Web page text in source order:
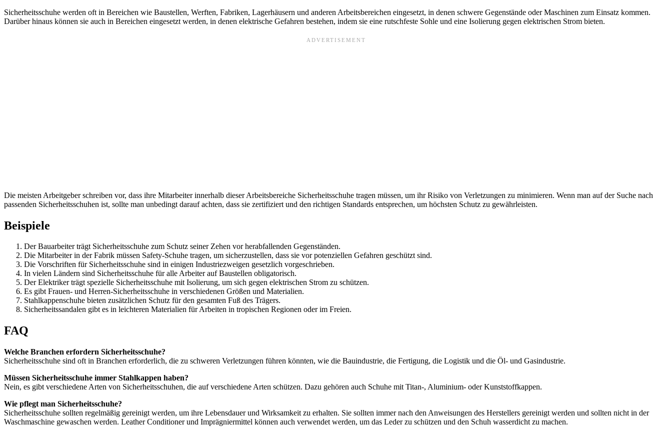
Sicherheitsschuhe werden oft in Bereichen wie Baustellen, Werften, Fabriken, Lagerhäusern und anderen Arbeitsbereichen eingesetzt, in denen schwere Gegenstände oder Maschinen zum Einsatz kommen.
Darüber hinaus können sie auch in Bereichen eingesetzt werden, in denen elektrische Gefahren bestehen, indem sie eine rutschfeste Sohle und eine Isolierung gegen elektrischen Strom bieten.
Die meisten Arbeitgeber schreiben vor, dass ihre Mitarbeiter innerhalb dieser Arbeitsbereiche Sicherheitsschuhe tragen müssen, um ihr Risiko von Verletzungen zu minimieren. Wenn man auf der Suche nach
passenden Sicherheitsschuhen ist, sollte man unbedingt darauf achten, dass sie zertifiziert und den richtigen Standards entsprechen, um höchsten Schutz zu gewährleisten.
Beispiele
Der Bauarbeiter trägt Sicherheitsschuhe zum Schutz seiner Zehen vor herabfallenden Gegenständen.
Die Mitarbeiter in der Fabrik müssen Safety-Schuhe tragen, um sicherzustellen, dass sie vor potenziellen Gefahren geschützt sind.
Die Vorschriften für Sicherheitsschuhe sind in einigen Industriezweigen gesetzlich vorgeschrieben.
In vielen Ländern sind Sicherheitsschuhe für alle Arbeiter auf Baustellen obligatorisch.
Der Elektriker trägt spezielle Sicherheitsschuhe mit Isolierung, um sich gegen elektrischen Strom zu schützen.
Es gibt Frauen- und Herren-Sicherheitsschuhe in verschiedenen Größen und Materialien.
Stahlkappenschuhe bieten zusätzlichen Schutz für den gesamten Fuß des Trägers.
Sicherheitssandalen gibt es in leichteren Materialien für Arbeiten in tropischen Regionen oder im Freien.
FAQ
Welche Branchen erfordern Sicherheitsschuhe?
Sicherheitsschuhe sind oft in Branchen erforderlich, die zu schweren Verletzungen führen könnten, wie die Bauindustrie, die Fertigung, die Logistik und die Öl- und Gasindustrie.
Müssen Sicherheitsschuhe immer Stahlkappen haben?
Nein, es gibt verschiedene Arten von Sicherheitsschuhen, die auf verschiedene Arten schützen. Dazu gehören auch Schuhe mit Titan-, Aluminium- oder Kunststoffkappen.
Wie pflegt man Sicherheitsschuhe?
Sicherheitsschuhe sollten regelmäßig gereinigt werden, um ihre Lebensdauer und Wirksamkeit zu erhalten. Sie sollten immer nach den Anweisungen des Herstellers gereinigt werden und sollten nicht in der
Waschmaschine gewaschen werden. Leather Conditioner und Imprägniermittel können auch verwendet werden, um das Leder zu schützen und den Schuh wasserdicht zu machen.